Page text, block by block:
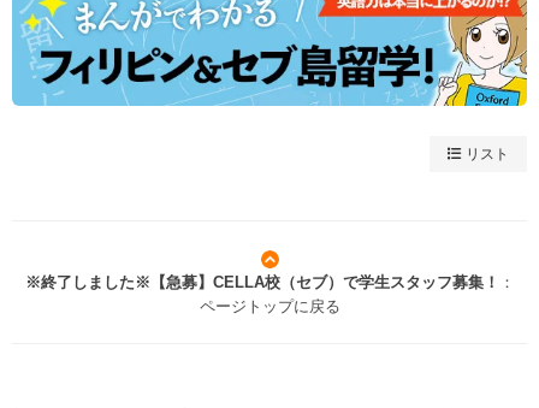
リスト
※終了しました※【急募】CELLA校（セブ）で学生スタッフ募集！
：
ページトップに戻る